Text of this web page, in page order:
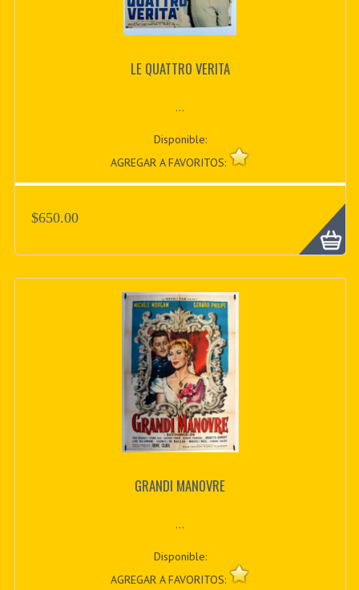
LE QUATTRO VERITA
...
Disponible:
AGREGAR A FAVORITOS:
$650.00
GRANDI MANOVRE
...
Disponible:
AGREGAR A FAVORITOS: